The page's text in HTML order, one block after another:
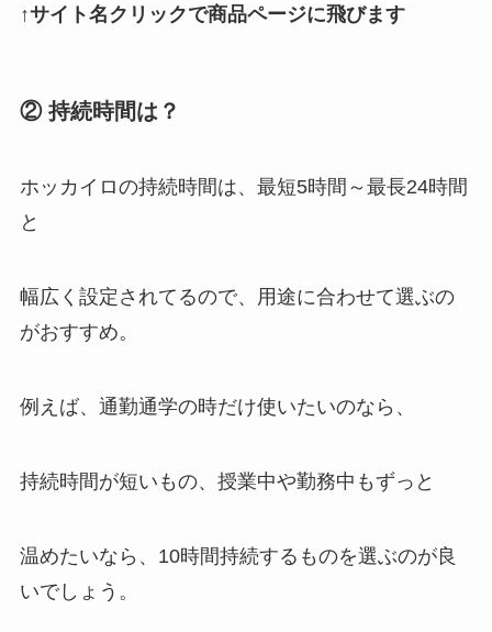
↑サイト名クリックで商品ページに飛びます
② 持続時間は？
ホッカイロの持続時間は、最短5時間～最長24時間
と
幅広く設定されてるので、用途に合わせて選ぶの
がおすすめ。
例えば、通勤通学の時だけ使いたいのなら、
持続時間が短いもの、授業中や勤務中もずっと
温めたいなら、10時間持続するものを選ぶのが良
いでしょう。